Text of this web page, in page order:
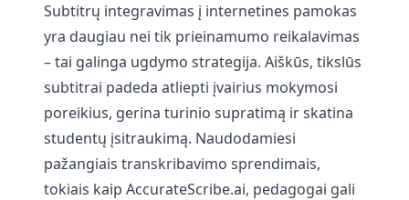
Subtitrų integravimas į internetines pamokas
yra daugiau nei tik prieinamumo reikalavimas
– tai galinga ugdymo strategija. Aiškūs, tikslūs
subtitrai padeda atliepti įvairius mokymosi
poreikius, gerina turinio supratimą ir skatina
studentų įsitraukimą. Naudodamiesi
pažangiais transkribavimo sprendimais,
tokiais kaip AccurateScribe.ai, pedagogai gali